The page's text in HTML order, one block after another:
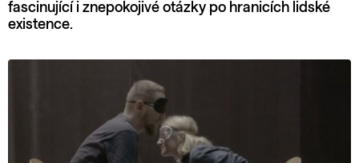
fascinující i znepokojivé otázky po hranicích lidské
existence.